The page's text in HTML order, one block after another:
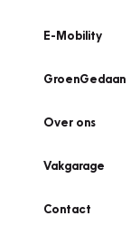
E-Mobility
GroenGedaan
Over ons
Vakgarage
Contact